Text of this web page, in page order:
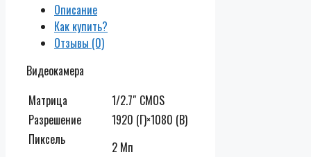
Описание
Как купить?
Отзывы (0)
Видеокамера
Матрица
1/2.7″ CMOS
Разрешение
1920 (Г)×1080 (В)
Пиксель
2 Мп